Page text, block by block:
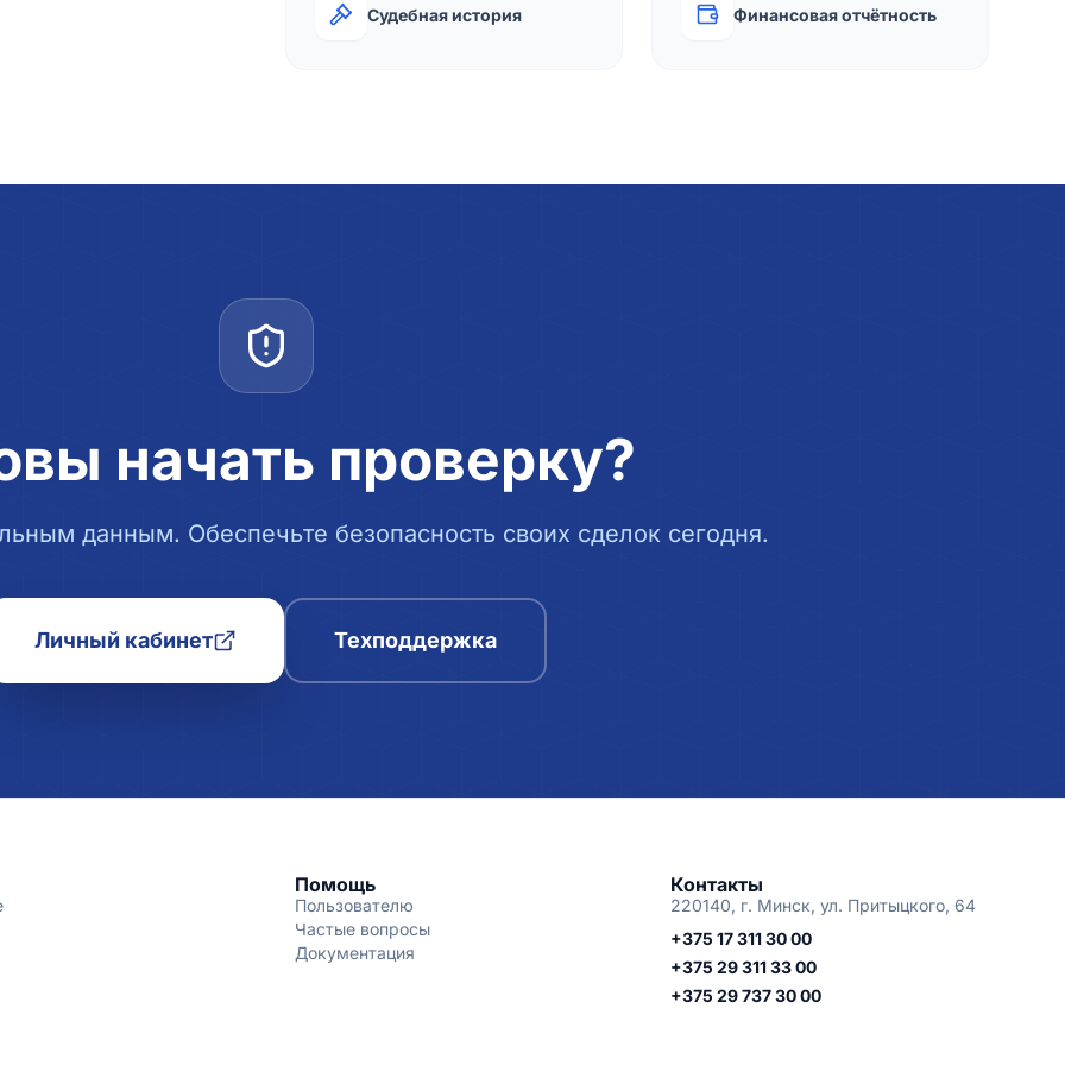
Судебная история Финансовая отчётность
начать проверку?
данным. Обеспечьте безопасность своих сделок сегодня.
Личный кабинет Техподдержка
Помощь
Пользователю
Частые вопросы
Документация
Контакты
220140, г. Минск, ул. Притыцкого, 64
+375 17 311 30 00
+375 29 311 33 00
+375 29 737 30 00